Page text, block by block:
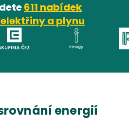
611 nabídek
a plynu
ČEZ Innogy
energií